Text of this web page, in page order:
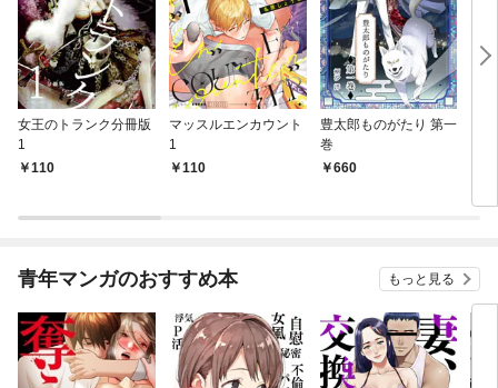
女王のトランク分冊版
1
110
マッスルエンカウント
1
110
豊太郎ものがたり 第一
巻
660
青年マンガのおすすめ本 もっと見る